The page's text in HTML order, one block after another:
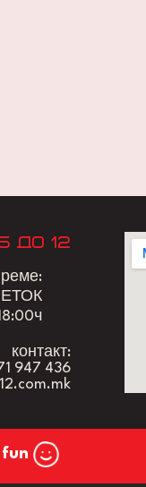
до 12
контакт:
947 436